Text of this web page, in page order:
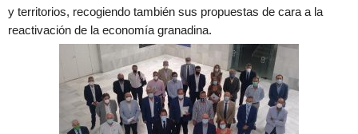
y territorios, recogiendo también sus propuestas de cara a la
reactivación de la economía granadina.